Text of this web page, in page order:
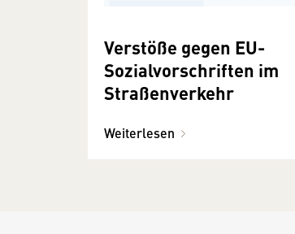
Verstöße gegen EU-
Sozialvorschriften im
Straßenverkehr
Weiterlesen